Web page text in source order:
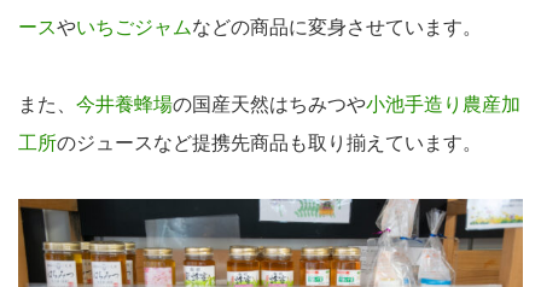
ースやいちごジャムなどの商品に変身させています。
また、 今井養蜂場の国産天然はちみつや小池手造り農産加
工所のジュースなど提携先商品も取り揃えています。